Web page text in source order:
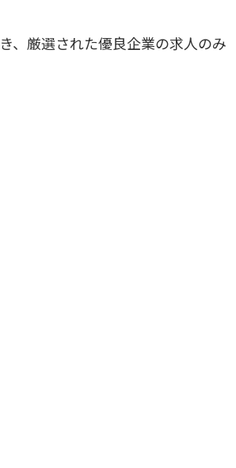
、厳選された優良企業の求人のみ